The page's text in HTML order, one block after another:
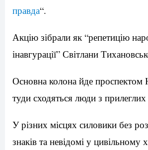
правда“.
Акцію зібрали як “репетицію
інавгурації” Світлани
Основна колона йде проспектом
туди сходяться люди з прилеглих
У різних місцях силовики без
знаків та невідомі у цивільному